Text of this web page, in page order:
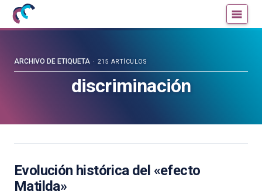
Mujeres
con
blog
discriminación
ARCHIVO DE ETIQUETA 215 ARTÍCULOS
Evolución histórica del «efecto
Matilda»